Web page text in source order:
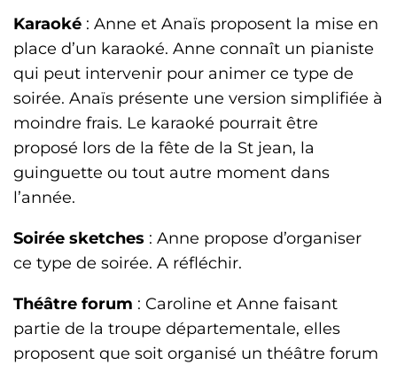
Karaoké : Anne et Anaïs proposent la mise en
place d’un karaoké. Anne connaît un pianiste
qui peut intervenir pour animer ce type de
soirée. Anaïs présente une version simplifiée à
moindre frais. Le karaoké pourrait être
proposé lors de la fête de la St jean, la
guinguette ou tout autre moment dans
l’année.
Soirée sketches : Anne propose d’organiser
ce type de soirée. A réfléchir.
Théâtre forum : Caroline et Anne faisant
partie de la troupe départementale, elles
proposent que soit organisé un théâtre forum